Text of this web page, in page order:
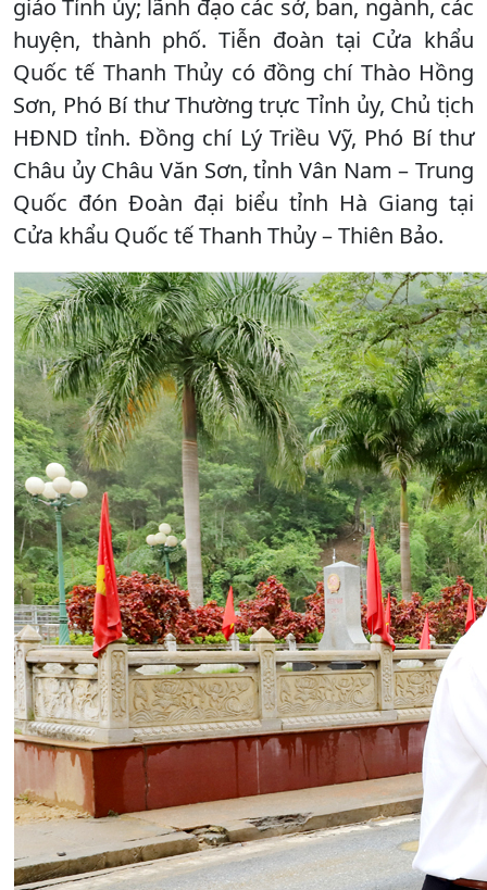
giáo Tỉnh ủy; lãnh đạo các sở, ban, ngành, các
huyện, thành phố. Tiễn đoàn tại Cửa khẩu
Quốc tế Thanh Thủy có đồng chí Thào Hồng
Sơn, Phó Bí thư Thường trực Tỉnh ủy, Chủ tịch
HĐND tỉnh. Đồng chí Lý Triều Vỹ, Phó Bí thư
Châu ủy Châu Văn Sơn, tỉnh Vân Nam – Trung
Quốc đón Đoàn đại biểu tỉnh Hà Giang tại
Cửa khẩu Quốc tế Thanh Thủy – Thiên Bảo.